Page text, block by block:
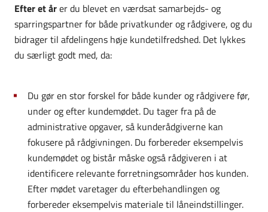
Efter et årer du blevet en værdsat samarbejds- og
sparringspartner for både privatkunder og rådgivere, og du
bidrager til afdelingens høje kundetilfredshed. Det lykkes
du særligt godt med, da:
Du gør en stor forskel for både kunder og rådgivere før,
under og efter kundemødet. Du tager fra på de
administrative opgaver, så kunderådgiverne kan
fokusere på rådgivningen. Du forbereder eksempelvis
kundemødet og bistår måske også rådgiveren i at
identificere relevante forretningsområder hos kunden.
Efter mødet varetager du efterbehandlingen og
forbereder eksempelvis materiale til låneindstillinger.